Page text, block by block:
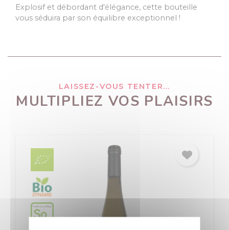
Explosif et débordant d'élégance, cette bouteille
vous séduira par son équilibre exceptionnel !
LAISSEZ-VOUS TENTER...
MULTIPLIEZ VOS PLAISIRS